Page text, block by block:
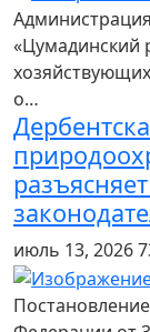
«Цумадинский
о…
июль 13, 2026